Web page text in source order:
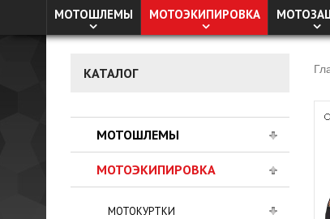
МОТОШЛЕМЫ МОТОЭКИПИРОВКА
КАТАЛОГ
МОТОШЛЕМЫ
МОТОЭКИПИРОВКА
МОТОКУРТКИ